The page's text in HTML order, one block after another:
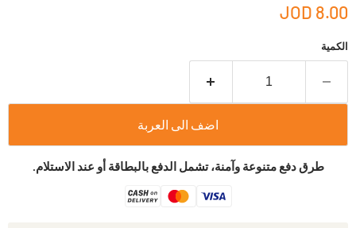
8.00 JOD
الكمية
اضف الى العربة
طرق دفع متنوعة وآمنة، تشمل الدفع بالبطاقة أو عند الاستلام.